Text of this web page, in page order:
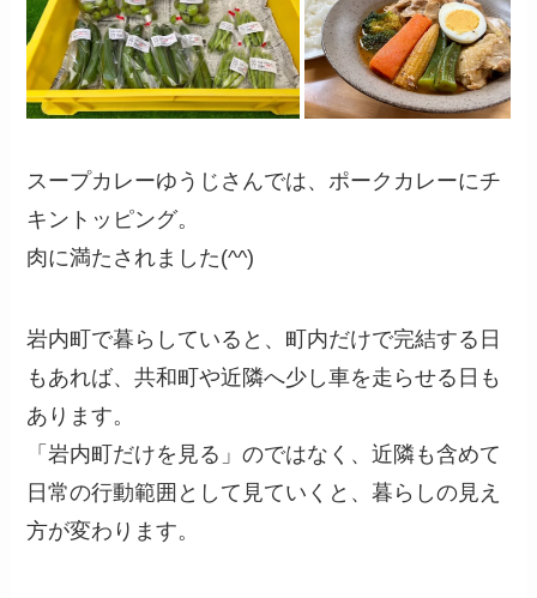
スープカレーゆうじさんでは、ポークカレーにチ
キントッピング。
肉に満たされました(^^)
岩内町で暮らしていると、町内だけで完結する日
もあれば、共和町や近隣へ少し車を走らせる日も
あります。
「岩内町だけを見る」のではなく、近隣も含めて
日常の行動範囲として見ていくと、暮らしの見え
方が変わります。